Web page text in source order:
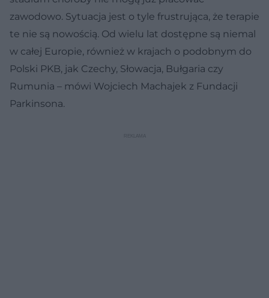
zawodowo. Sytuacja jest o tyle frustrująca, że terapie
te nie są nowością. Od wielu lat dostępne są niemal
w całej Europie, również w krajach o podobnym do
Polski PKB, jak Czechy, Słowacja, Bułgaria czy
Rumunia – mówi Wojciech Machajek z Fundacji
Parkinsona.